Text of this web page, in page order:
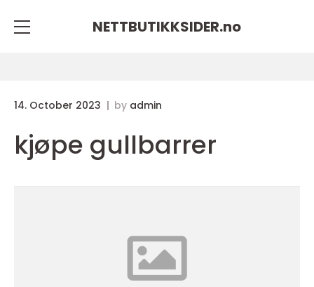
NETTBUTIKKSIDER.no
14. October 2023 by admin
kjøpe gullbarrer